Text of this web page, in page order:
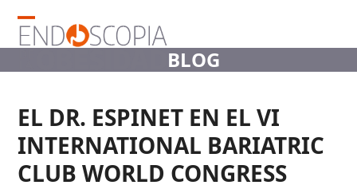
content
Open
Close
BLOG
EL DR. ESPINET EN EL VI
INTERNATIONAL BARIATRIC
CLUB WORLD CONGRESS